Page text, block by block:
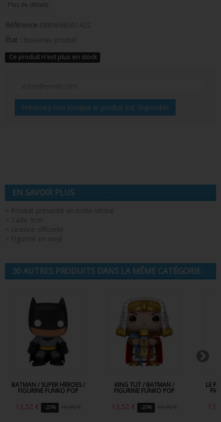
Plus de détails
Référence 0889698501422
État : Nouveau produit
Ce produit n'est plus en stock
Prévenez-moi lorsque le produit est disponible
EN SAVOIR PLUS
> Produit présenté en boite-vitrine
> Taille 9cm
> Licence officielle
> Figurine en vinyl
30 AUTRES PRODUITS DANS LA MÊME CATÉGORIE :
BATMAN / SUPER HEROES /
FIGURINE FUNKO POP
13,52 € -20% 16,90 €
KING TUT / BATMAN /
FIGURINE FUNKO POP
13,52 € -20% 16,90 €
LE